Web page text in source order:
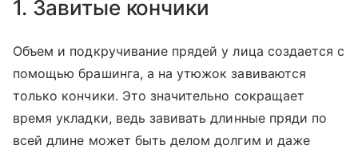
1. Завитые кончики
Объем и подкручивание прядей у лица создается с
помощью брашинга, а на утюжок завиваются
только кончики. Это значительно сокращает
время укладки, ведь завивать длинные пряди по
всей длине может быть делом долгим и даже